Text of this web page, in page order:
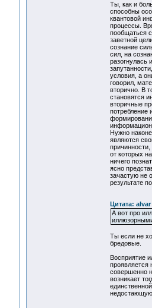
Ты, как и
способны
квантовой
процессы.
пообщаться
заветной
сознание
сил, на
разогнулась
условия, а
говорил,
вторично. В
становятся
вторичные
потребление
Нужно
являются
от которых
ничего
ясно
зачастую не
результате
Цитата:
А вот про
Ты если не
бредовые.
Восприятие
проявляется
совершенно
возникает
недостающую